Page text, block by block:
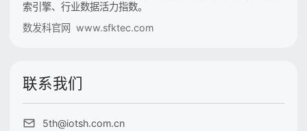
索引擎、行业数据活力指数。
数发科官网 www.sfktec.com
联系我们
5th@iotsh.com.cn